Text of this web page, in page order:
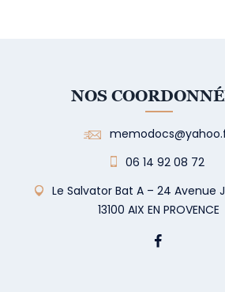
NOS
06 14 92 08 72
Le Salvator Bat A – 24 Avenue
13100 AIX EN PROVENCE